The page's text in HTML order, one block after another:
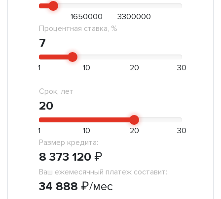
1650000
3300000
Процентная ставка, %
7
1 10 20 30
Срок, лет
20
1 10 20
30
Размер кредита:
8 373 120 ₽
Ваш ежемесячный платеж составит:
34 888 ₽/мес